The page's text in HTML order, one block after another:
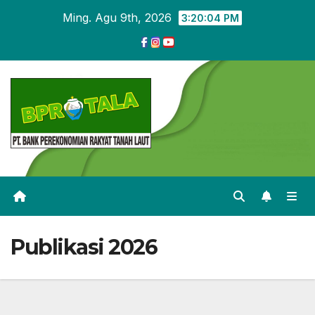
Ming. Agu 9th, 2026 3:20:04 PM
Publikasi 2026